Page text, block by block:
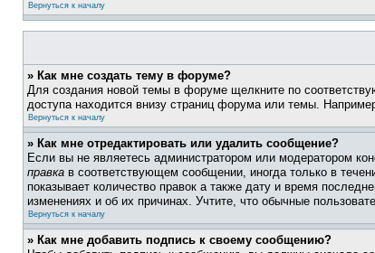
Вернуться к началу
» Как мне создать тему в форуме?
Для создания новой темы в форуме щелкните по
доступа находится внизу страниц форума или темы.
Вернуться к началу
» Как мне отредактировать или удалить сообщение?
Если вы не являетесь администратором или модератором
правка в соответствующем сообщении, иногда только в
показывает количество правок а также дату и время
изменениях и об их причинах. Учтите, что обычные
Вернуться к началу
» Как мне добавить подпись к своему сообщению?